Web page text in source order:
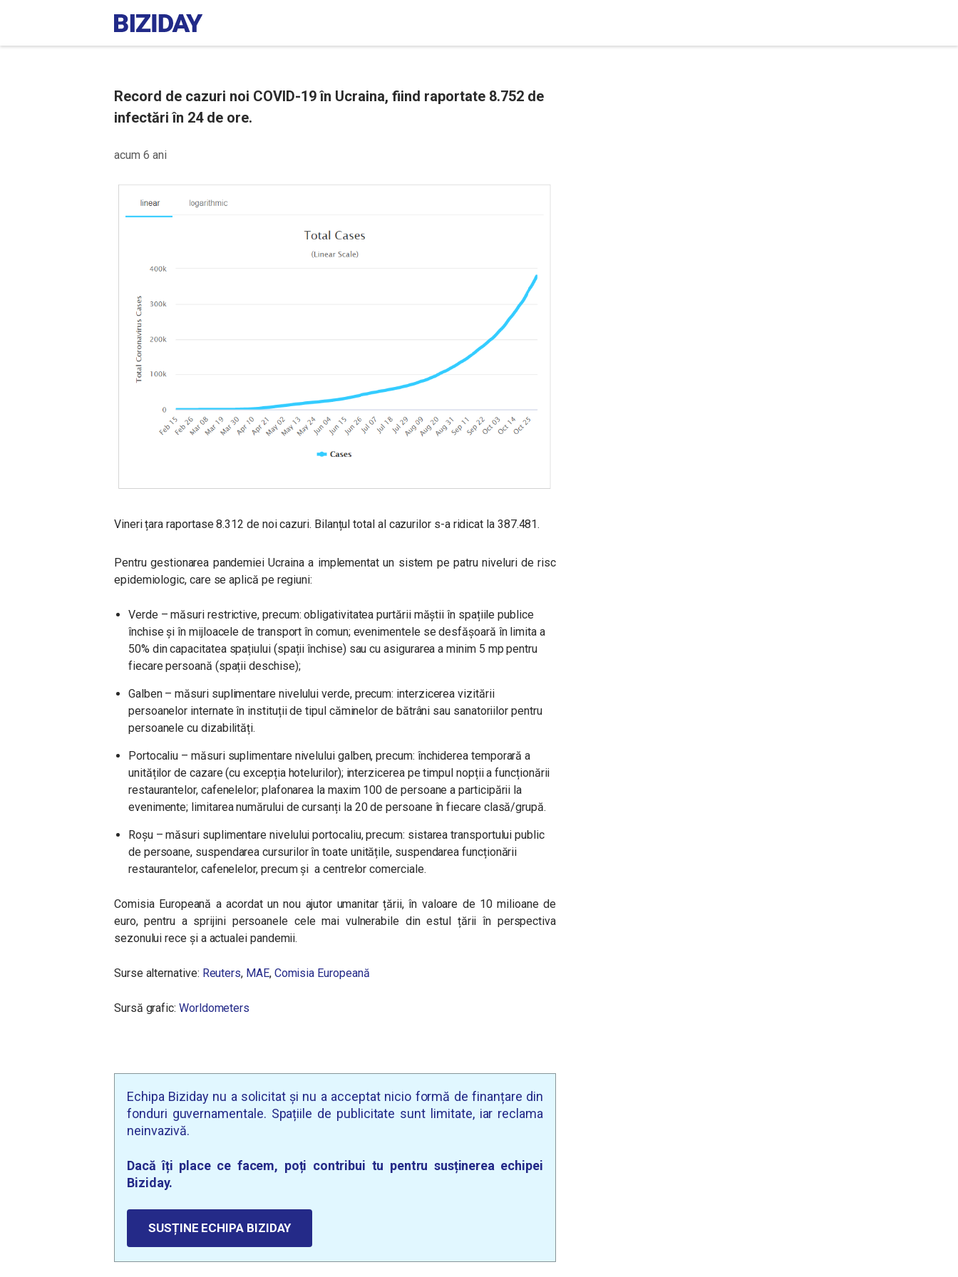
Record de cazuri noi COVID-19 în Ucraina, fiind raportate 8.752 de
infectări în 24 de ore.
acum 6 ani
Vineri țara raportase 8.312 de noi cazuri. Bilanțul total al cazurilor s-a ridicat la 387.481.
Pentru gestionarea pandemiei Ucraina a implementat un sistem pe patru niveluri de risc
epidemiologic, care se aplică pe regiuni:
Verde – măsuri restrictive, precum: obligativitatea purtării măștii în spațiile publice
închise și în mijloacele de transport în comun; evenimentele se desfășoară în limita a
50% din capacitatea spațiului (spații închise) sau cu asigurarea a minim 5 mp pentru
fiecare persoană (spații deschise);
Galben – măsuri suplimentare nivelului verde, precum: interzicerea vizitării
persoanelor internate în instituții de tipul căminelor de bătrâni sau sanatoriilor pentru
persoanele cu dizabilități.
Portocaliu – măsuri suplimentare nivelului galben, precum: închiderea temporară a
unităților de cazare (cu excepția hotelurilor); interzicerea pe timpul nopții a funcționării
restaurantelor, cafenelelor; plafonarea la maxim 100 de persoane a participării la
evenimente; limitarea numărului de cursanți la 20 de persoane în fiecare clasă/grupă.
Roșu – măsuri suplimentare nivelului portocaliu, precum: sistarea transportului public
de persoane, suspendarea cursurilor în toate unitățile, suspendarea funcționării
restaurantelor, cafenelelor, precum și a centrelor comerciale.
Comisia Europeană a acordat un nou ajutor umanitar țării, în valoare de 10 milioane de
euro, pentru a sprijini persoanele cele mai vulnerabile din estul țării în perspectiva
sezonului rece și a actualei pandemii.
Surse alternative: Reuters, MAE, Comisia Europeană
Sursă grafic: Worldometers
Echipa Biziday nu a solicitat și nu a acceptat nicio formă de finanțare din
fonduri guvernamentale. Spațiile de publicitate sunt limitate, iar reclama
neinvazivă.
Dacă îți place ce facem, poți contribui tu pentru susținerea echipei
Biziday.
SUSȚINE ECHIPA BIZIDAY